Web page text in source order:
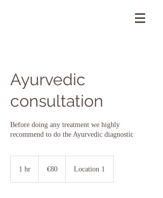
Ayurvedic
consultation
Before doing any treatment we highly
recommend to do the Ayurvedic diagnostic
1 hr €80 Location 1